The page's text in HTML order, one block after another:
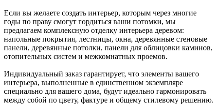
Если вы желаете создать интерьер, которым через многие
годы по праву смогут гордиться ваши потомки, мы
предлагаем комплексную отделку интерьера деревом:
напольные покрытия, лестницы, окна, деревянные стеновые
панели, деревянные потолки, панели для облицовки каминов,
отопительных систем и межкомнатных проемов.
Индивидуальный заказ гарантирует, что элементы вашего
интерьера, выполненные в единственном экземпляре
специально для вашего дома, будут идеально гармонировать
между собой по цвету, фактуре и общему стилевому решению.